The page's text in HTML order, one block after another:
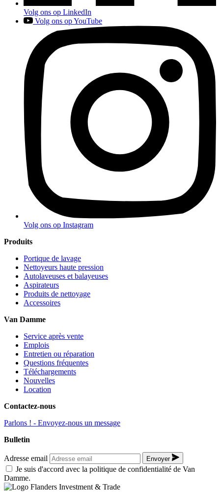
Volg ons op LinkedIn
Volg ons op YouTube
Volg ons op Instagram
Produits
Portique de lavage
Nettoyeurs haute pression
Autolaveuses et balayeuses
Aspirateurs
Produits de nettoyage
Accessoires
Van Damme
Service après vente
Emplois
Entretien ou réparation
Questions fréquentes
Téléchargements
Nouvelles
Location
Contactez-nous
Parlons ! - Envoyez-nous un message
Bulletin
Adresse email Envoyer
Je suis d'accord avec la politique de confidentialité de Van
Damme.